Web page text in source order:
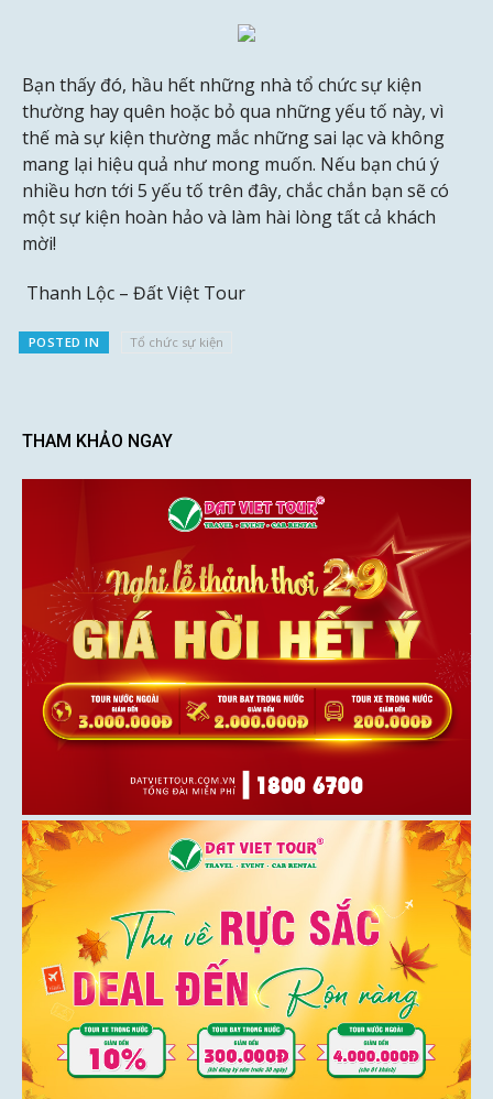
Bạn thấy đó, hầu hết những nhà tổ chức sự kiện
thường hay quên hoặc bỏ qua những yếu tố này, vì
thế mà sự kiện thường mắc những sai lạc và không
mang lại hiệu quả như mong muốn. Nếu bạn chú ý
nhiều hơn tới 5 yếu tố trên đây, chắc chắn bạn sẽ có
một sự kiện hoàn hảo và làm hài lòng tất cả khách
mời!
Thanh Lộc – Đất Việt Tour
POSTED IN Tổ chức sự kiện
THAM KHẢO NGAY